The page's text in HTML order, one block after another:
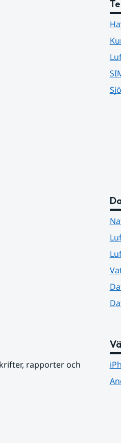
rapporter och